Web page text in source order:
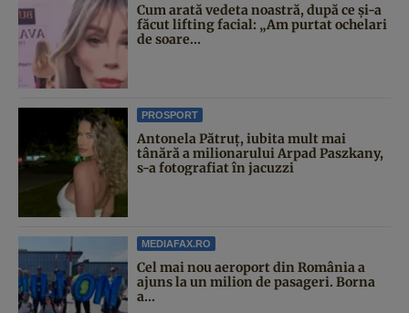
Cum arată vedeta noastră, după ce și-a
făcut lifting facial: „Am purtat ochelari
de soare...
PROSPORT
Antonela Pătruț, iubita mult mai
tânără a milionarului Arpad Paszkany,
s-a fotografiat în jacuzzi
MEDIAFAX.RO
Cel mai nou aeroport din România a
ajuns la un milion de pasageri. Borna
a...